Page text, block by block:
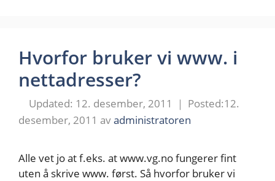
Hvorfor bruker vi www. i
nettadresser?
12. desember, 2011
12.
desember, 2011 avadministratoren
Alle vet jo at f.eks. at www.vg.no fungerer fint
uten å skrive www. først. Så hvorfor bruker vi